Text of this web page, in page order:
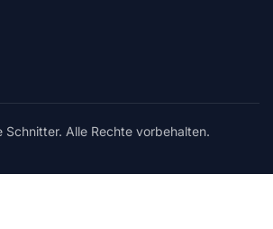
Alle Rechte vorbehalten.